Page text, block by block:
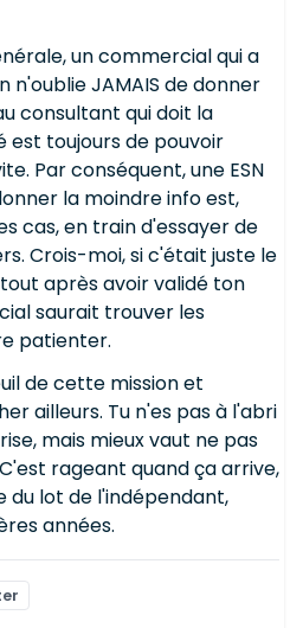
un commercial qui a
n'oublie JAMAIS de donner
consultant qui doit la
est toujours de pouvoir
Par conséquent, une ESN
la moindre info est,
cas, en train d'essayer de
Crois-moi, si c'était juste le
après avoir validé ton
saurait trouver les
patienter.
de cette mission et
ailleurs. Tu n'es pas à l'abri
mais mieux vaut ne pas
rageant quand ça arrive,
du lot de l'indépendant,
années.